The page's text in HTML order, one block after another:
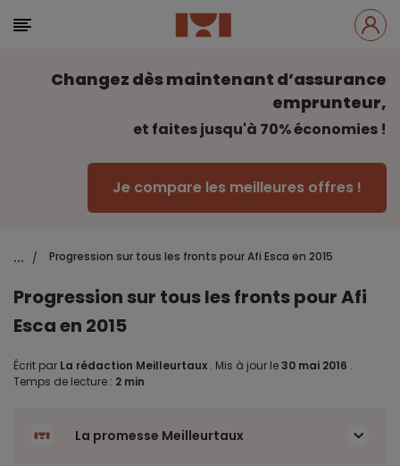
Changez dès maintenant d’assurance
emprunteur,
et faites jusqu'à 70% économies !
Je compare les meilleures offres !
... / Progression sur tous les fronts pour Afi Esca en 2015
Progression sur tous les fronts pour Afi
Esca en 2015
Écrit par La rédaction Meilleurtaux . Mis à jour le30 mai 2016 .
Temps de lecture : 2 min
La promesse Meilleurtaux